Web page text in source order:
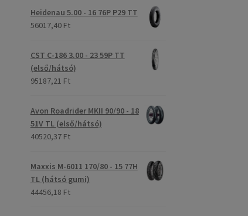
Heidenau 5.00 - 16 76P P29 TT
56017,40 Ft
CST C-186 3.00 - 23 59P TT
(első/hátsó)
95187,21 Ft
Avon Roadrider MKII 90/90 - 18
51V TL (első/hátsó)
40520,37 Ft
Maxxis M-6011 170/80 - 15 77H
TL (hátsó gumi)
44456,18 Ft